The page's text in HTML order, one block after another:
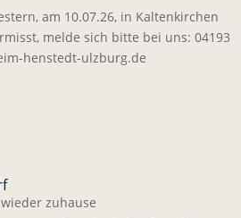
am 10.07.26, in Kaltenkirchen
melde sich bitte bei uns: 04193
henstedt-ulzburg.de
zuhause